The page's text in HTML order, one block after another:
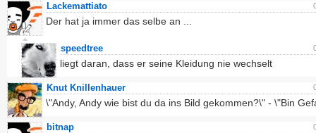
Lackemattiato
Der hat ja immer das selbe an ...
speedtree
liegt daran, dass er seine Kleidung nie wechselt
Knut Knillenhauer
\"Andy, Andy wie bist du da ins Bild gekommen?\" - \"Bin
bitnap